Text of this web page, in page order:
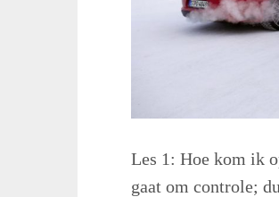
Les 1: Hoe kom ik
gaat om controle;